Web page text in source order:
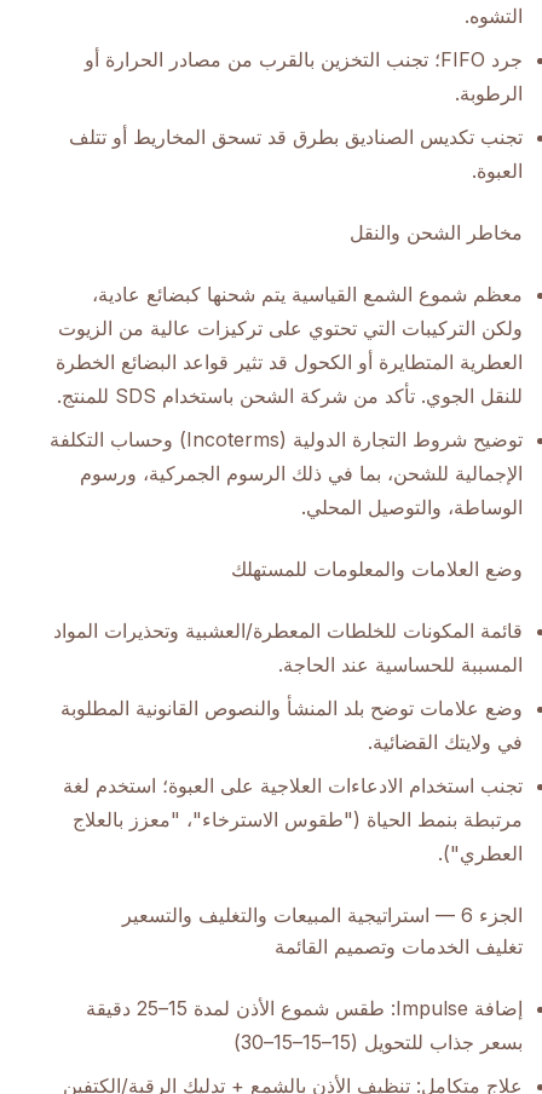
التشوه.
جرد FIFO؛ تجنب التخزين بالقرب من مصادر الحرارة أو
الرطوبة.
تجنب تكديس الصناديق بطرق قد تسحق المخاريط أو تتلف
العبوة.
مخاطر الشحن والنقل
معظم شموع الشمع القياسية يتم شحنها كبضائع عادية،
ولكن التركيبات التي تحتوي على تركيزات عالية من الزيوت
العطرية المتطايرة أو الكحول قد تثير قواعد البضائع الخطرة
للنقل الجوي. تأكد من شركة الشحن باستخدام SDS للمنتج.
توضيح شروط التجارة الدولية (Incoterms) وحساب التكلفة
الإجمالية للشحن، بما في ذلك الرسوم الجمركية، ورسوم
الوساطة، والتوصيل المحلي.
وضع العلامات والمعلومات للمستهلك
قائمة المكونات للخلطات المعطرة/العشبية وتحذيرات المواد
المسببة للحساسية عند الحاجة.
وضع علامات توضح بلد المنشأ والنصوص القانونية المطلوبة
في ولايتك القضائية.
تجنب استخدام الادعاءات العلاجية على العبوة؛ استخدم لغة
مرتبطة بنمط الحياة ("طقوس الاسترخاء"، "معزز بالعلاج
العطري").
الجزء 6 — استراتيجية المبيعات والتغليف والتسعير
تغليف الخدمات وتصميم القائمة
إضافة Impulse: طقس شموع الأذن لمدة 15–25 دقيقة
بسعر جذاب للتحويل (15–15–15–30)
علاج متكامل: تنظيف الأذن بالشمع + تدليك الرقبة/الكتفين